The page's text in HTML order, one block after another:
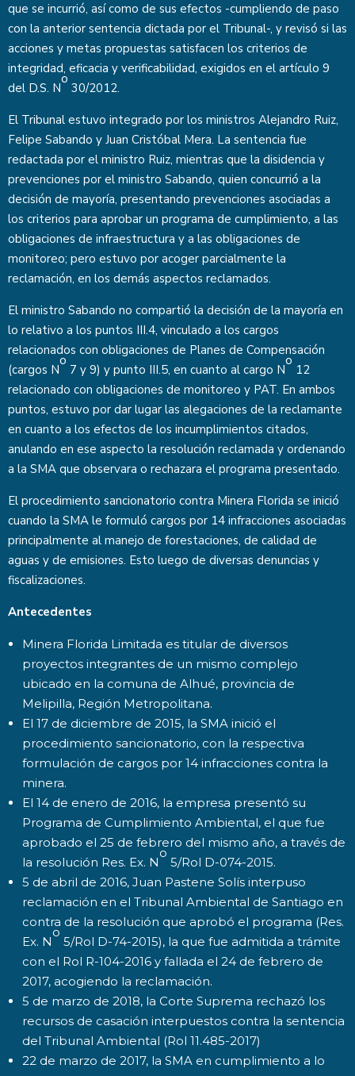
que se incurrió, así como de sus efectos -cumpliendo de paso
con la anterior sentencia dictada por el Tribunal-, y revisó si las
acciones y metas propuestas satisfacen los criterios de
integridad, eficacia y verificabilidad, exigidos en el artículo 9
del D.S. N
o
30/2012.
El Tribunal estuvo integrado por los ministros Alejandro Ruiz,
Felipe Sabando y Juan Cristóbal Mera. La sentencia fue
redactada por el ministro Ruiz, mientras que la disidencia y
prevenciones por el ministro Sabando, quien concurrió a la
decisión de mayoría, presentando prevenciones asociadas a
los criterios para aprobar un programa de cumplimiento, a las
obligaciones de infraestructura y a las obligaciones de
monitoreo; pero estuvo por acoger parcialmente la
reclamación, en los demás aspectos reclamados.
El ministro Sabando no compartió la decisión de la mayoría en
lo relativo a los puntos III.4, vinculado a los cargos
relacionados con obligaciones de Planes de Compensación
(cargos N
o
7 y 9) y punto III.5, en cuanto al cargo N
o
12
relacionado con obligaciones de monitoreo y PAT. En ambos
puntos, estuvo por dar lugar las alegaciones de la reclamante
en cuanto a los efectos de los incumplimientos citados,
anulando en ese aspecto la resolución reclamada y ordenando
a la SMA que observara o rechazara el programa presentado.
El procedimiento sancionatorio contra Minera Florida se inició
cuando la SMA le formuló cargos por 14 infracciones asociadas
principalmente al manejo de forestaciones, de calidad de
aguas y de emisiones. Esto luego de diversas denuncias y
fiscalizaciones.
Antecedentes
Minera Florida Limitada es titular de diversos
proyectos integrantes de un mismo complejo
ubicado en la comuna de Alhué, provincia de
Melipilla, Región Metropolitana.
El 17 de diciembre de 2015, la SMA inició el
procedimiento sancionatorio, con la respectiva
formulación de cargos por 14 infracciones contra la
minera.
El 14 de enero de 2016, la empresa presentó su
Programa de Cumplimiento Ambiental, el que fue
aprobado el 25 de febrero del mismo año, a través de
la resolución Res. Ex. N
o
5/Rol D-074-2015.
5 de abril de 2016, Juan Pastene Solís interpuso
reclamación en el Tribunal Ambiental de Santiago en
contra de la resolución que aprobó el programa (Res.
Ex. N
o
5/Rol D-74-2015), la que fue admitida a trámite
con el Rol R-104-2016 y fallada el 24 de febrero de
2017, acogiendo la reclamación.
5 de marzo de 2018, la Corte Suprema rechazó los
recursos de casación interpuestos contra la sentencia
del Tribunal Ambiental (Rol 11.485-2017)
22 de marzo de 2017, la SMA en cumplimiento a lo